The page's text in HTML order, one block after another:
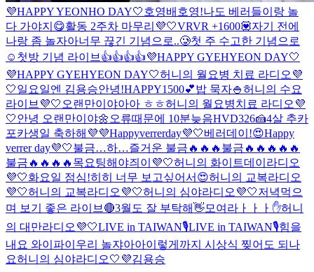
💜HAPPY YEONHO DAY🤍호영배 호영!나도 베러들이랑 놀
다 가야지😋활동 2주차 마무리💜🤍VRVR +1600💟자기 전에
나랑 좀 놀자아너무 끊긴 기념으로..🥲첫 주 수고한 기념으로
☺️ 첫방 기념 라이브👍👍👍👍💜HAPPY GYEHYEON DAY🤍
💜HAPPY GYEHYEON DAY🤍허니의 월요병 치료 라디오💜
🤍일요일엔 김용승안녕!HAPPY1500💕밥 묵자🍚허니의 수요
라이브💜🤍 오랜만이야아아 ㅎㅎ허니의 월요병치료 라디오💜
🤍안녕 오랜만이야🌼 오류때문에 10분늦음HVD326🍰4살 추카
포카생일 축하해💜💜Happyverrerday💜🤍베러데이!😍Happy
verrer day💜🤍불금…하…즐거운 불금🔥🔥🔥 불금🔥🔥🔥🔥🔥
불금🔥🔥🔥🔥 목요팅해야즤이💜🤍허니의 화이트데이라디오
💜🤍화요일 점심!히히 너무 보고싶어서😍허니의 교복라디오
💜🤍허니의 교복라디오💜🤍허니의 심야라디오💜🤍저녁먹으
며 보기 좋은 라이브🔴3월도 잘 부탁해👋모여라ㅏㅏㅏ✋허니
의 대만라디오💜🤍LIVE in TAIWAN🎙️LIVE in TAIWAN🎙️힘을
내요 와이파이 우리 놀쟈아아이렇게까지 시상식 찢어도 되나
요허니의 심야라디오🤍💜김용승